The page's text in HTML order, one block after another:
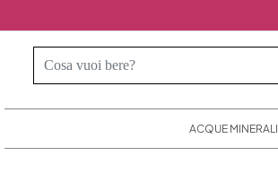
ACQUE MINERALI